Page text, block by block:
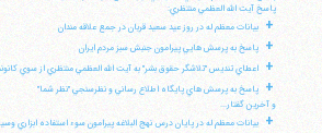
پاسخ آيت الله العظمي منتظري:
+ بيانات معظم له در روز عيد سعيد قربان در جمع علاقه مندان
+ پاسخ به پرسش هايي پيرامون جنبش سبز مردم ايران
+ اعطاي تنديس "تلاشگر حقوق بشر" به آيت الله العظمي منتظري از سوي
+
پاسخ به پرسش هاي پايگاه اطلاع رساني و نظرسنجي "نظر شما"
و آخرين گفتار...
+ بيانات معظم له در پايان درس نهج البلاغه پيرامون سوء استفاده ابزاري